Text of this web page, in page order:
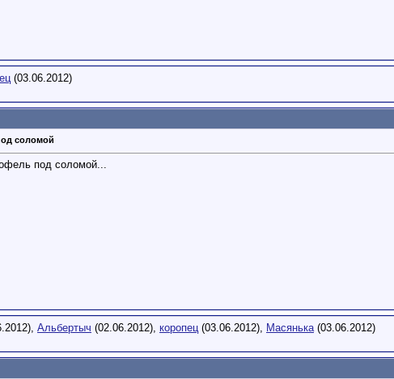
(03.06.2012)
соломой
под соломой...
Альбертыч (02.06.2012), коропец(03.06.2012), Масянька(03.06.2012)